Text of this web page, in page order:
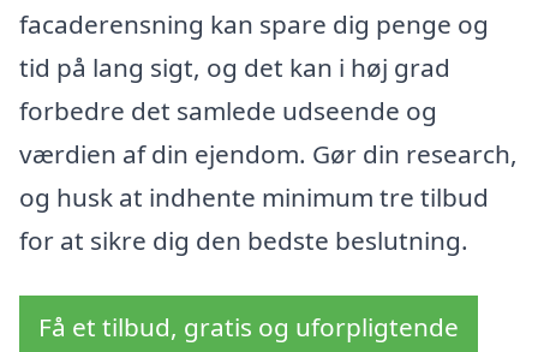
facaderensning kan spare dig penge og
tid på lang sigt, og det kan i høj grad
forbedre det samlede udseende og
værdien af din ejendom. Gør din research,
og husk at indhente minimum tre tilbud
for at sikre dig den bedste beslutning.
Få et tilbud, gratis og uforpligtende